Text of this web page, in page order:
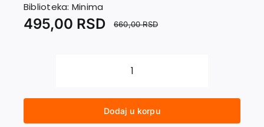
Biblioteka: Minima
660,00RSD
495,00 RSD
SUŠTINSKI
POJMOVI
količina
Dodaj u korpu